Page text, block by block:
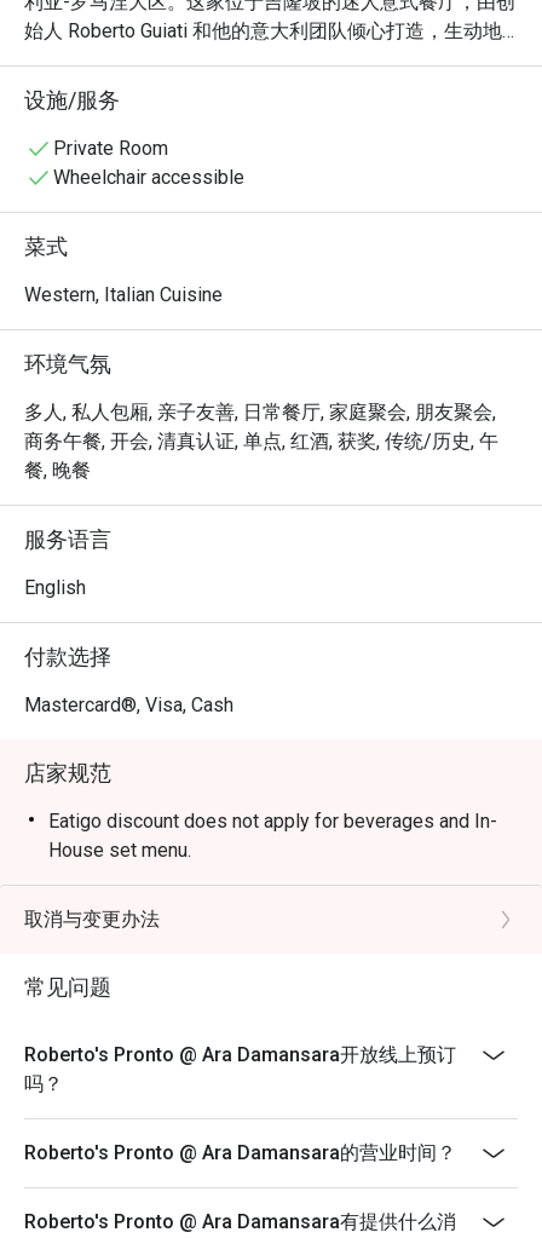
始人 Roberto Guiati 和他的意大利团队倾心打造，生动地
向正宗的意大利美食文化致敬。空气中弥漫着现烤披萨与
慢炖酱汁的诱人香气，伴随着食客们愉快的交谈声。从美
味的手工意大利面到酥脆完美的佛卡夏面包，每一口都能
尝到传统的灵魂。
里的独特魅力总能让你流连忘返：
它的魔力，在于那份对地道风味的坚持。每一道料理，无
论是手工拉伸的披萨，还是精致的新鲜意大利面，都在诉
这里罕见地提供正宗的意大利清真冷切肉盘，让这颗美食
遗珠成为一个欢迎所有人的温暖所在。这就是以热情与灵
魂款待你的，最真实的意式待客之道。
🍽️ 精选推荐
起司与现磨黑胡椒交织出浓郁风味。
・Margherita al Taglio | 标志性的方形切片披萨，在蓬松饼
皮上铺上浓郁番茄酱、新鲜马苏里拉奶酪与罗勒。
点，为你的飨宴画下完美句点。
🥤 招牌饮品
打，带有迷人的柑橘香气。
・Espresso | 一小杯香醇浓烈的意式浓缩咖啡，是意大利
人餐后最完美的收尾。
适合想在平日犒赏自己的你、与朋友轻松小聚，或享受一
设施/服务
Private Room
Wheelchair accessible
菜式
Western, Italian Cuisine
环境气氛
多人, 私人包厢, 亲子友善, 日常餐厅, 家庭聚会, 朋友聚会,
商务午餐, 开会, 清真认证, 单点, 红酒, 获奖, 传统/历史, 午
餐, 晚餐
服务语言
English
付款选择
Mastercard®, Visa, Cash
店家规范
Eatigo discount does not apply for beverages and In-
House set menu.
取消与变更办法
常见问题
Roberto's Pronto @ Ara Damansara开放线上预订
吗？
Roberto's Pronto @ Ara Damansara的营业时间？
Roberto's Pronto @ Ara Damansara有提供什么消